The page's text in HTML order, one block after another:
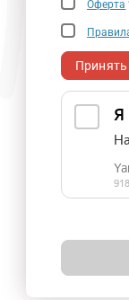
Оферта
Принять